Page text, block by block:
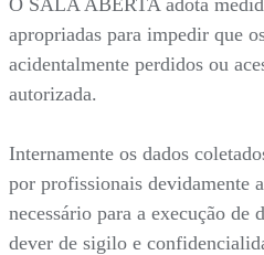
O SALA ABERTA adota
apropriadas para impedir que
acidentalmente perdidos ou
autorizada.
Internamente os dados
por profissionais devidamente
necessário para a execução de
dever de sigilo e